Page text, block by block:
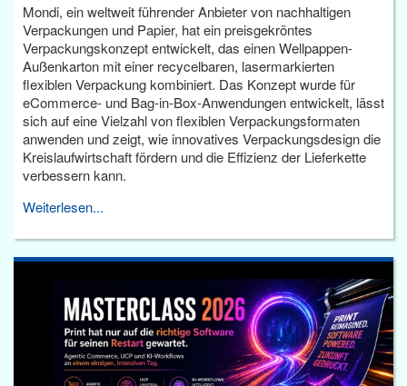
Mondi, ein weltweit führender Anbieter von nachhaltigen
Verpackungen und Papier, hat ein preisgekröntes
Verpackungskonzept entwickelt, das einen Wellpappen-
Außenkarton mit einer recycelbaren, lasermarkierten
flexiblen Verpackung kombiniert. Das Konzept wurde für
eCommerce- und Bag-in-Box-Anwendungen entwickelt, lässt
sich auf eine Vielzahl von flexiblen Verpackungsformaten
anwenden und zeigt, wie innovatives Verpackungsdesign die
Kreislaufwirtschaft fördern und die Effizienz der Lieferkette
verbessern kann.
Weiterlesen...